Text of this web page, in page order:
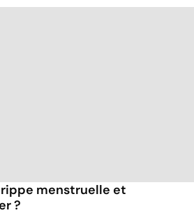
menstruelle et
?